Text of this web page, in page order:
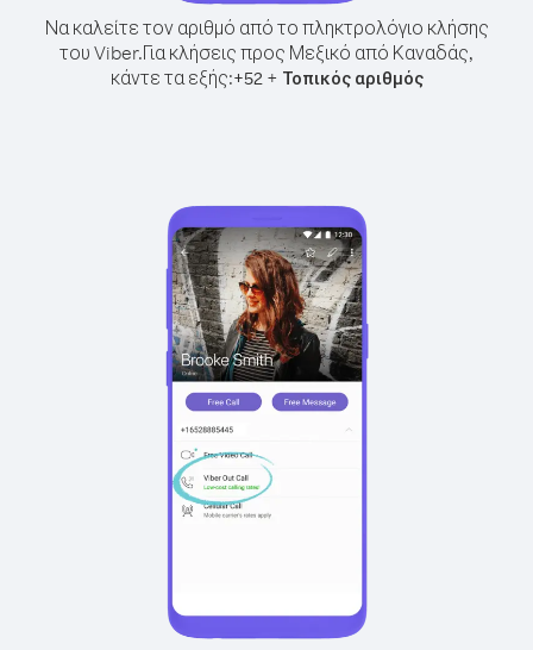
Να καλείτε τον αριθμό από το πληκτρολόγιο κλήσης
του Viber.Για κλήσεις προς Μεξικό από Καναδάς,
κάντε τα εξής:+52+ Τοπικός αριθμός